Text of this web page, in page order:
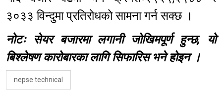
३०३३ विन्दुमा प्रतिरोधको सामना गर्न सक्छ ।
नोटः सेयर बजारमा लगानी जोखिमपूर्ण हुन्छ, यो
बिश्लेषण कारोबारका लागि सिफारिस भने होइन ।
nepse technical